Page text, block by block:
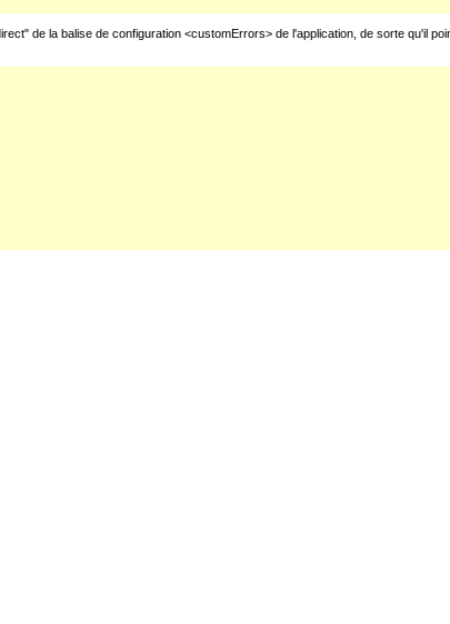
de la balise de configuration <customErrors> de l'application, de sorte qu'il